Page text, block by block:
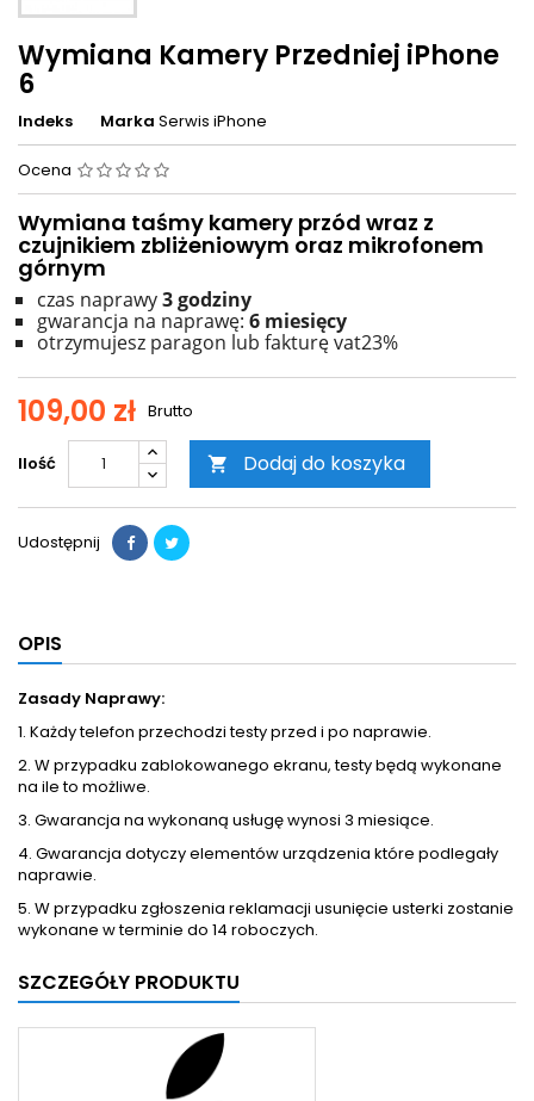
Wymiana Kamery Przedniej iPhone
6
Indeks Marka Serwis iPhone
Ocena
Wymiana taśmy kamery przód wraz z
czujnikiem zbliżeniowym oraz mikrofonem
górnym
czas naprawy3 godziny
gwarancja na naprawę: 6 miesięcy
otrzymujesz paragon lub fakturę vat23%
109,00 zł Brutto
Ilość  Dodaj do koszyka
Udostępnij
OPIS
Zasady Naprawy:
1. Każdy telefon przechodzi testy przed i po naprawie.
2. W przypadku zablokowanego ekranu, testy będą wykonane
na ile to możliwe.
3. Gwarancja na wykonaną usługę wynosi 3 miesiące.
4. Gwarancja dotyczy elementów urządzenia które podlegały
naprawie.
5. W przypadku zgłoszenia reklamacji usunięcie usterki zostanie
wykonane w terminie do 14 roboczych.
SZCZEGÓŁY PRODUKTU